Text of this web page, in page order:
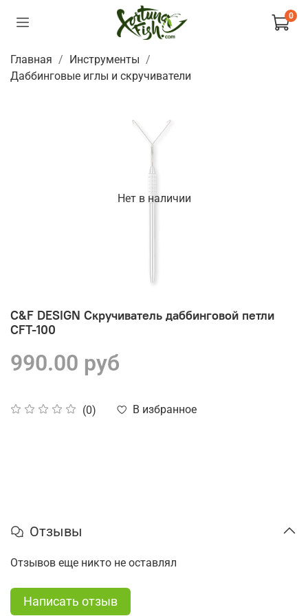
0
Главная
Инструменты
Даббинговые иглы и скручиватели
Нет в наличии
C&F DESIGN Скручиватель даббинговой петли
CFT-100
(0) В избранное
990.00 руб
Отзывы
Отзывов еще никто не оставлял
Написать отзыв